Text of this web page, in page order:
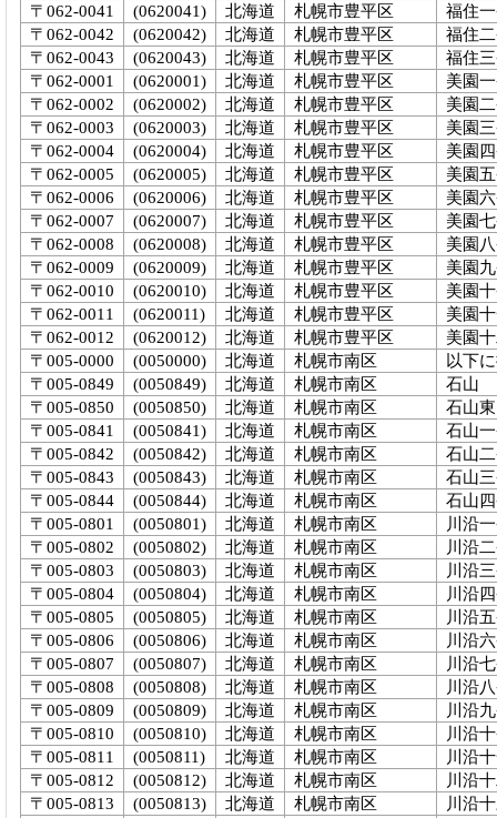
〒062-0041
(0620041) 北海道 札幌市豊平区
福住
〒062-0042
(0620042) 北海道 札幌市豊平区
福住
〒062-0043
(0620043) 北海道 札幌市豊平区
福住
〒062-0001
(0620001) 北海道 札幌市豊平区
美園
〒062-0002
(0620002) 北海道 札幌市豊平区
美園
〒062-0003
(0620003) 北海道 札幌市豊平区
美園
〒062-0004
(0620004) 北海道 札幌市豊平区
美園
〒062-0005
(0620005) 北海道 札幌市豊平区
美園
〒062-0006
(0620006) 北海道 札幌市豊平区
美園
〒062-0007
(0620007) 北海道 札幌市豊平区
美園
〒062-0008
(0620008) 北海道 札幌市豊平区
美園
〒062-0009
(0620009) 北海道 札幌市豊平区
美園
〒062-0010
(0620010) 北海道 札幌市豊平区
美園
〒062-0011
(0620011) 北海道 札幌市豊平区
美園
〒062-0012
(0620012) 北海道 札幌市豊平区
美園
〒005-0000
(0050000) 北海道 札幌市南区
以下
〒005-0849
(0050849) 北海道 札幌市南区
石山
〒005-0850
(0050850) 北海道 札幌市南区
石山東
〒005-0841
(0050841) 北海道 札幌市南区
石山
〒005-0842
(0050842) 北海道 札幌市南区
石山
〒005-0843
(0050843) 北海道 札幌市南区
石山
〒005-0844
(0050844) 北海道 札幌市南区
石山
〒005-0801
(0050801) 北海道 札幌市南区
川沿
〒005-0802
(0050802) 北海道 札幌市南区
川沿
〒005-0803
(0050803) 北海道 札幌市南区
川沿
〒005-0804
(0050804) 北海道 札幌市南区
川沿
〒005-0805
(0050805) 北海道 札幌市南区
川沿
〒005-0806
(0050806) 北海道 札幌市南区
川沿
〒005-0807
(0050807) 北海道 札幌市南区
川沿
〒005-0808
(0050808) 北海道 札幌市南区
川沿
〒005-0809
(0050809) 北海道 札幌市南区
川沿
〒005-0810
(0050810) 北海道 札幌市南区
川沿
〒005-0811
(0050811) 北海道 札幌市南区
川沿
〒005-0812
(0050812) 北海道 札幌市南区
川沿
〒005-0813
(0050813) 北海道 札幌市南区
川沿